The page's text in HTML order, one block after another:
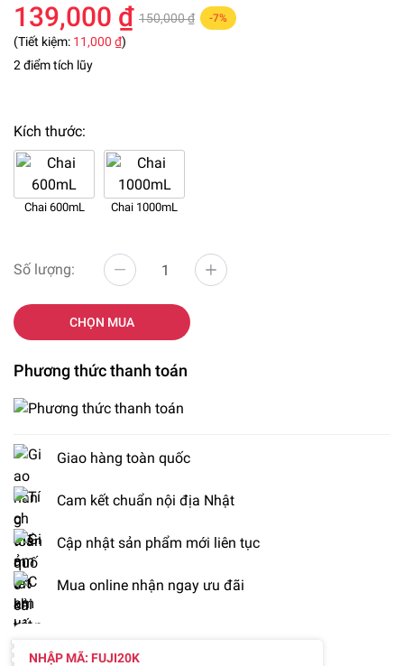
139,000 ₫ 150,000 ₫ -7%
(Tiết kiệm: 11,000 ₫)
2 điểm tích lũy
Kích thước:
Chai 600mL Chai 1000mL
Số lượng:
CHỌN MUA
Phương thức thanh toán
Giao hàng toàn quốc
Cam kết chuẩn nội địa Nhật
Cập nhật sản phẩm mới liên tục
Mua online nhận ngay ưu đãi
NHẬP MÃ: FUJI20K